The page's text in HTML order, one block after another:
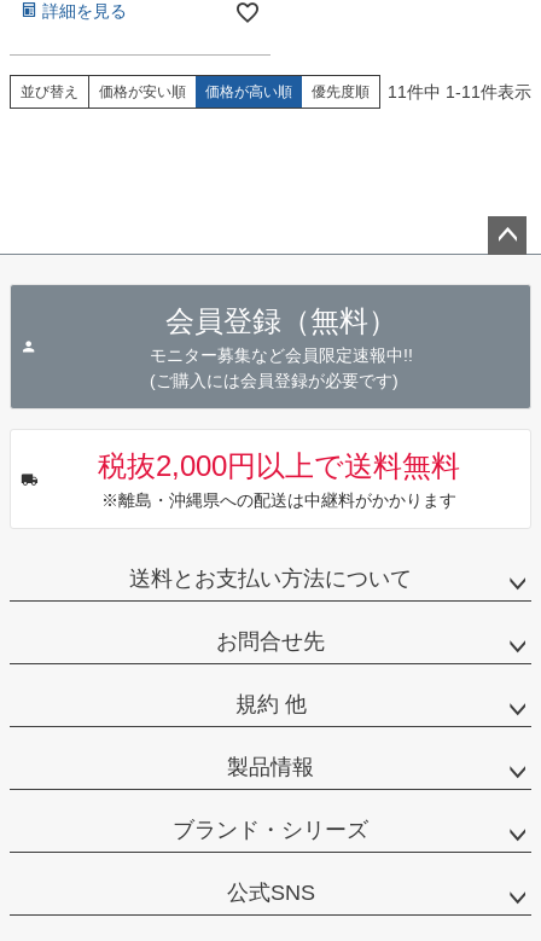
詳細を見る
並び替え 価格が安い順 価格が高い順 優先度順 11件中 1-11件表示
会員登録（無料）
モニター募集など会員限定速報中!!
(ご購入には会員登録が必要です)
税抜2,000円以上で送料無料
※離島・沖縄県への配送は中継料がかかります
送料とお支払い方法について
お問合せ先
規約 他
製品情報
ブランド・シリーズ
公式SNS